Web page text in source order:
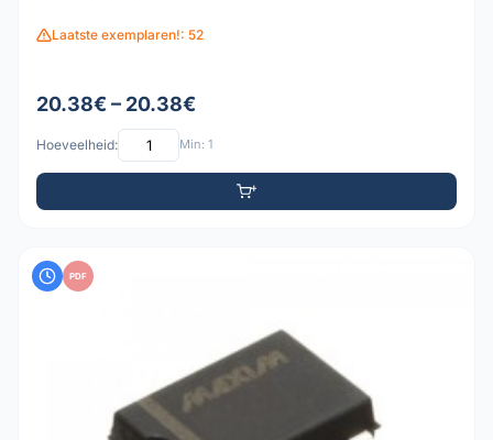
Laatste exemplaren!: 52
20.38€ – 20.38€
Hoeveelheid: Min: 1
PDF